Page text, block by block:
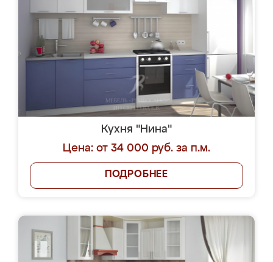
Кухня "Нина"
Цена: от 34 000 руб. за п.м.
ПОДРОБНЕЕ